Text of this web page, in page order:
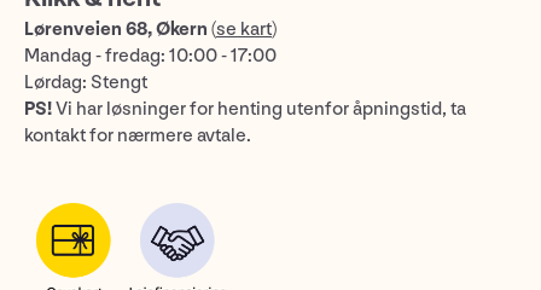
Lørenveien 68, Økern (se kart)
Mandag - fredag: 10:00 - 17:00
Lørdag: Stengt
PS!Vi har løsninger for henting utenfor åpningstid, ta
kontakt for nærmere avtale.